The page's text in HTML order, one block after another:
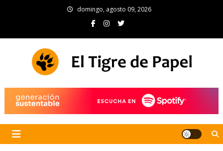
domingo, agosto 09, 2026